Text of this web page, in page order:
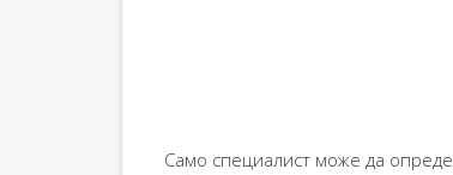
Само специалист може да